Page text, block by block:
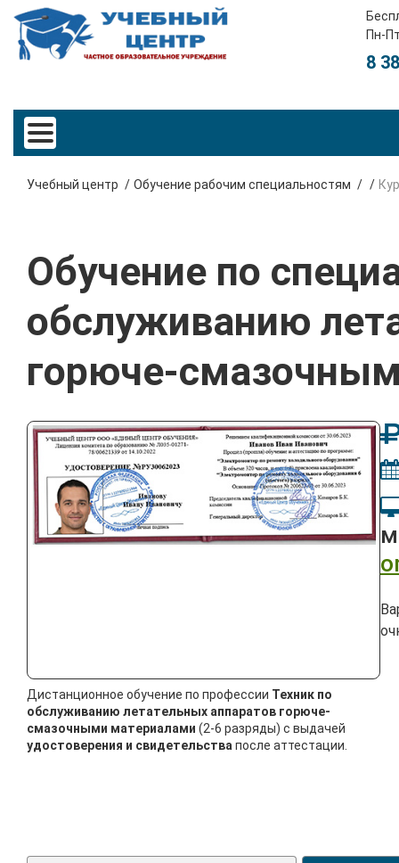
Пн-
8
Учебный центр Обучение рабочим специальностям
Обучение по
обслуживанию
горюче-
Дистанционное обучение по профессии Техник по
обслуживанию летательных аппаратов горюче-
смазочными материалами (2-6 разряды) с выдачей
удостоверения и свидетельствапосле аттестации.